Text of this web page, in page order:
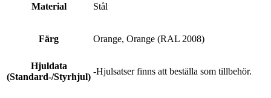
Material Stål
Färg Orange, Orange (RAL 2008)
Hjuldata
(Standard-/Styrhjul)
-Hjulsatser finns att beställa som tillbehör.